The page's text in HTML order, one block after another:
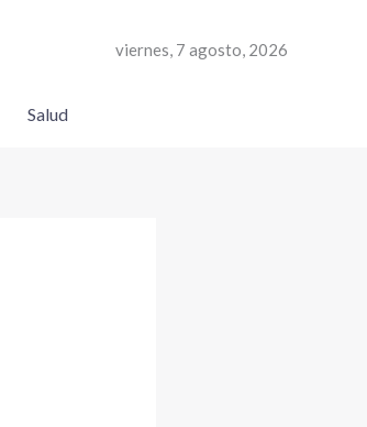
viernes, 7 agosto, 2026
Salud